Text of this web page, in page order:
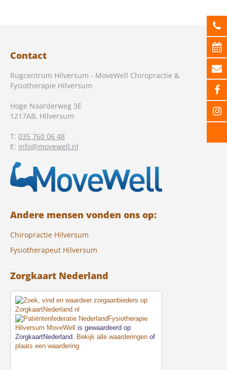
Contact
Rugcentrum Hilversum - MoveWell Chiropractie &
Fysiotherapie Hilversum
Hoge Naarderweg 3E
1217AB, Hilversum
T: 035 760 06 48
E: info@movewell.nl
Andere mensen vonden ons op:
Chiropractie Hilversum
Fysiotherapeut Hilversum
Zorgkaart Nederland
Fysiotherapie
Hilversum MoveWell
is gewaardeerd op
ZorgkaartNederland. Bekijk alle waarderingen of
plaats een waardering